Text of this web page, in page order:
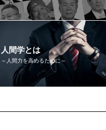
人間学とは
～人間力を高めるために～